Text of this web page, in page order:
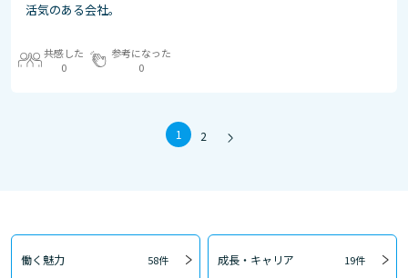
活気のある会社。
共感した
0
参考になった
0
1 2
働く魅力 58件 成長・キャリア 19件